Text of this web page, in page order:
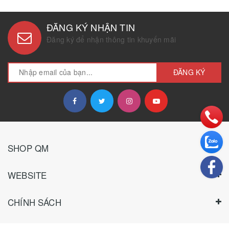
ĐĂNG KÝ NHẬN TIN
Đăng ký để nhận thông tin khuyến mãi
ĐĂNG KÝ
SHOP QM
WEBSITE
CHÍNH SÁCH